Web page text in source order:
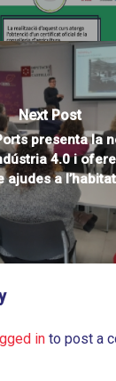
Next Post
presenta la
4.0 i
ajudes a
in to post a